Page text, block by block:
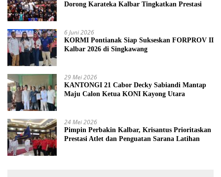
Dorong Karateka Kalbar Tingkatkan Prestasi
6 Juni 2026
KORMI Pontianak Siap Sukseskan FORPROV II
Kalbar 2026 di Singkawang
29 Mei 2026
KANTONGI 21 Cabor Decky Sabiandi Mantap
Maju Calon Ketua KONI Kayong Utara
24 Mei 2026
Pimpin Perbakin Kalbar, Krisantus Prioritaskan
Prestasi Atlet dan Penguatan Sarana Latihan